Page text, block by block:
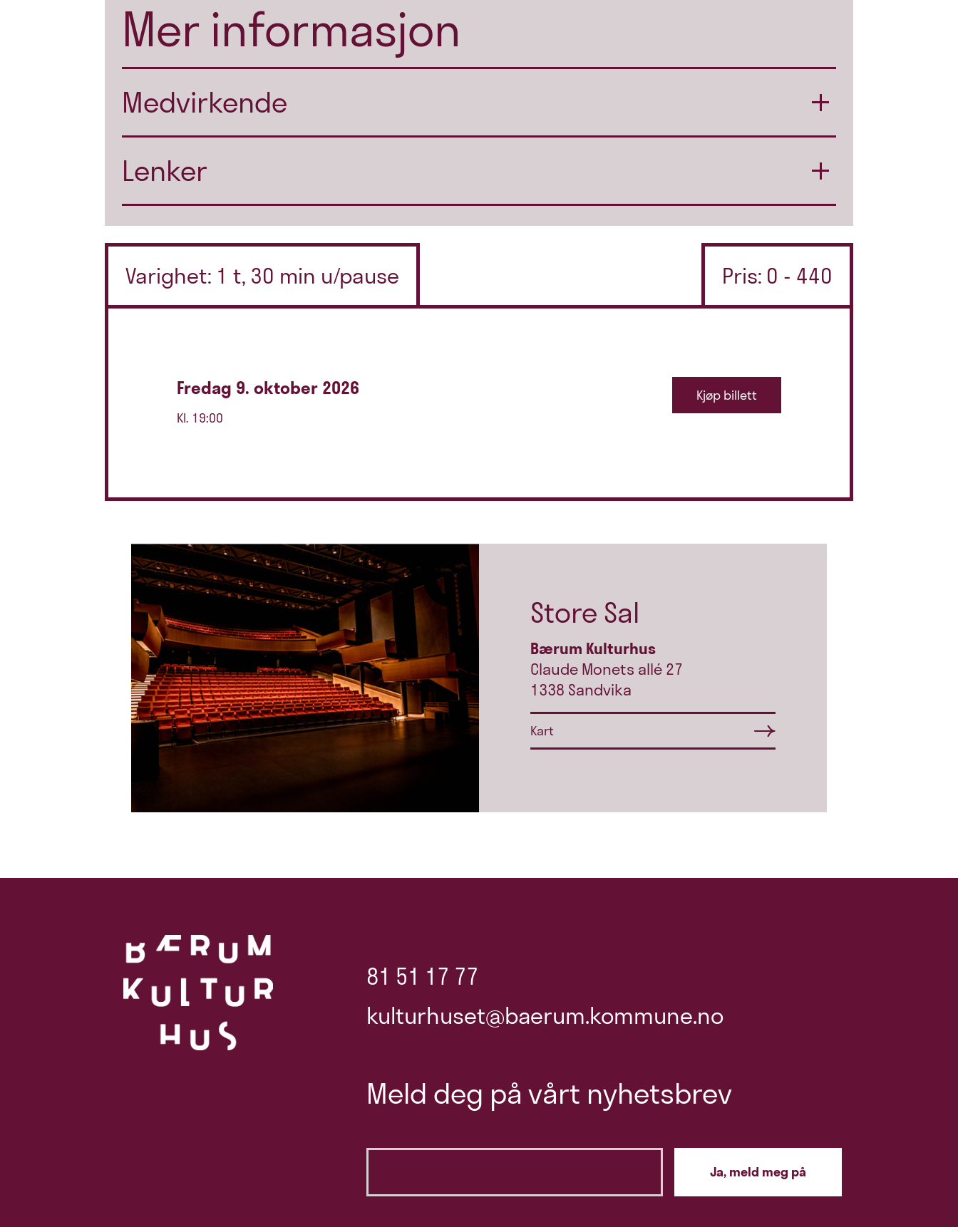
Mer informasjon
Medvirkende
Lenker
Pris: 0 - 440
Varighet: 1 t, 30 min u/pause
Fredag 9. oktober 2026
Kl. 19:00
Kjøp billett
Store Sal
Bærum Kulturhus
Claude Monets allé 27
1338 Sandvika
Kart
81 51 17 77
kulturhuset@baerum.kommune.no
Meld deg på vårt nyhetsbrev